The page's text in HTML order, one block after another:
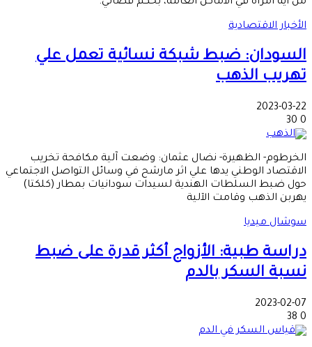
الأخبار الاقتصادية
السودان: ضبط شبكة نسائية تعمل علي
تهريب الذهب
2023-03-22
0
الخرطوم- الظهيرة- نضال عثمان: وضعت آلية مكافحة تخريب
الاقتصاد الوطني يدها علي اثر مارشح في وسائل التواصل الاجتماعي
حول ضبط السلطات الهندية لسيدات سودانيات بمطار (كلكتا)
يهربن الذهب وقامت الآلية
سوشال ميديا
دراسة طبية: الأزواج أكثر قدرة على ضبط
نسبة السكر بالدم
2023-02-07
0